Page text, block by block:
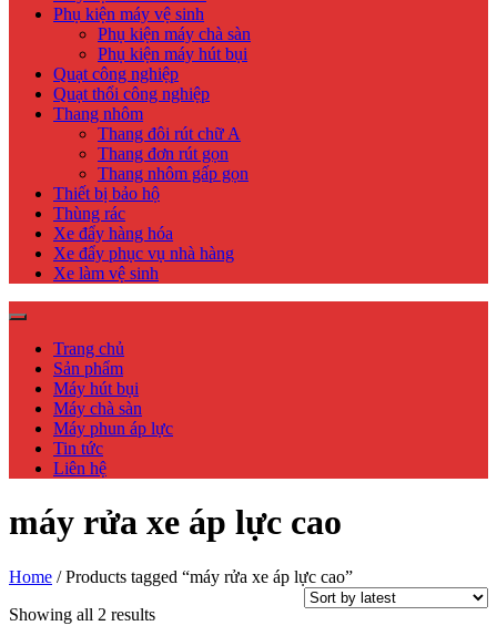
Phụ kiện máy vệ sinh
Phụ kiện máy chà sàn
Phụ kiện máy hút bụi
Quạt công nghiệp
Quạt thổi công nghiệp
Thang nhôm
Thang đôi rút chữ A
Thang đơn rút gọn
Thang nhôm gấp gọn
Thiết bị bảo hộ
Thùng rác
Xe đẩy hàng hóa
Xe đẩy phục vụ nhà hàng
Xe làm vệ sinh
Trang chủ
Sản phẩm
Máy hút bụi
Máy chà sàn
Máy phun áp lực
Tin tức
Liên hệ
máy rửa xe áp lực cao
Home / Products tagged “máy rửa xe áp lực cao”
Showing all 2 results